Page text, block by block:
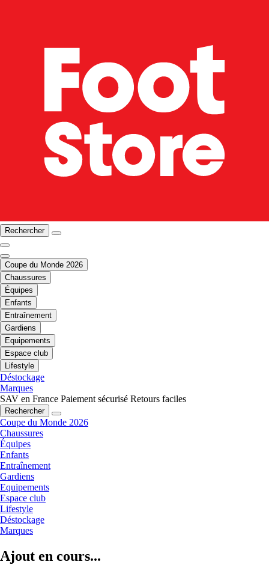
Rechercher
Coupe du Monde 2026
Chaussures
Équipes
Enfants
Entraînement
Gardiens
Equipements
Espace club
Lifestyle
Déstockage
Marques
SAV en France Paiement sécurisé Retours faciles
Rechercher
Coupe du Monde 2026
Chaussures
Équipes
Enfants
Entraînement
Gardiens
Equipements
Espace club
Lifestyle
Déstockage
Marques
Ajout en cours...